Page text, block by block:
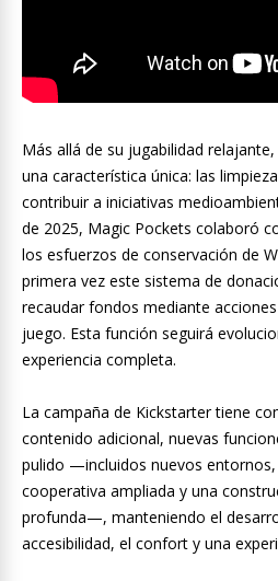
Más allá de su jugabilidad
una característica única: las
contribuir a iniciativas
de 2025, Magic Pockets colaboró
los esfuerzos de conservación de
primera vez este sistema de
recaudar fondos mediante
juego. Esta función seguirá
experiencia completa.
La campaña de Kickstarter tiene
contenido adicional, nuevas
pulido —incluidos nuevos entornos,
cooperativa ampliada y una
profunda—, manteniendo el
accesibilidad, el confort y una